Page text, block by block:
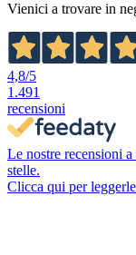
Vienici a trovare in
4,8/5
1.491
recensioni
Le nostre recensioni a
stelle.
Clicca qui per